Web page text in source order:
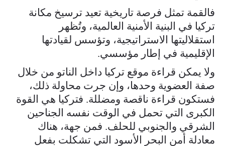
فالقمة تمثل فرصة تاريخية تعيد ترسيخ مكانة
تركيا في البنية الأمنية العالمية، وتُظهر
استقلاليتها الاستراتيجية، وتؤسس لقيادتها
الإقليمية في إطار مؤسسي.
ولا يمكن قراءة موقع تركيا داخل الناتو من خلال
صفة العضوية وحدها، وإن جرت محاولة ذلك،
فستكون قراءة ناقصة ومضللة. فتركيا هي القوة
الكبرى التي تحمل في الوقت نفسه الجناحين
الشرقي والجنوبي للحلف. فمن جهة، هناك
معادلة أمن البحر الأسود التي تشكلت بفعل